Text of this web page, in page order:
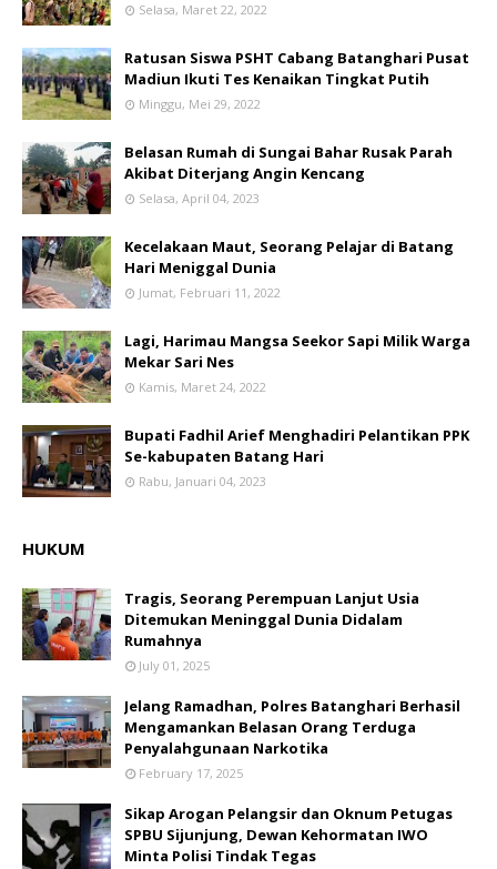
Selasa, Maret 22, 2022
Ratusan Siswa PSHT Cabang Batanghari Pusat
Madiun Ikuti Tes Kenaikan Tingkat Putih
Minggu, Mei 29, 2022
Belasan Rumah di Sungai Bahar Rusak Parah
Akibat Diterjang Angin Kencang
Selasa, April 04, 2023
Kecelakaan Maut, Seorang Pelajar di Batang
Hari Meniggal Dunia
Jumat, Februari 11, 2022
Lagi, Harimau Mangsa Seekor Sapi Milik Warga
Mekar Sari Nes
Kamis, Maret 24, 2022
Bupati Fadhil Arief Menghadiri Pelantikan PPK
Se-kabupaten Batang Hari
Rabu, Januari 04, 2023
HUKUM
Tragis, Seorang Perempuan Lanjut Usia
Ditemukan Meninggal Dunia Didalam
Rumahnya
July 01, 2025
Jelang Ramadhan, Polres Batanghari Berhasil
Mengamankan Belasan Orang Terduga
Penyalahgunaan Narkotika
February 17, 2025
Sikap Arogan Pelangsir dan Oknum Petugas
SPBU Sijunjung, Dewan Kehormatan IWO
Minta Polisi Tindak Tegas